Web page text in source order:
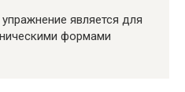
является для
формами